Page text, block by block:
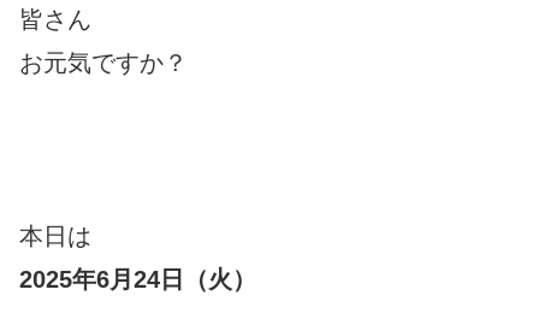
皆さん
お元気ですか？
本日は
2025年6月24日（火 ）